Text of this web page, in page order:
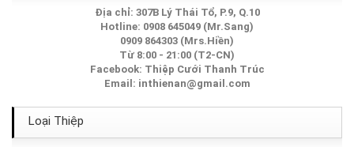
Thiệp Cưới TA217A
Thiệp Cưới TA281
Thiệp Cưới TA019
Địa chỉ: 307B Lý Thái Tổ, P.9, Q.10
Hotline: 0908 645049 (Mr.Sang)
0909 864303 (Mrs.Hiền)
Từ 8:00 - 21:00 (T2-CN)
Facebook: Thiệp Cưới Thanh Trúc
Email: inthienan@gmail.com
Loại Thiệp